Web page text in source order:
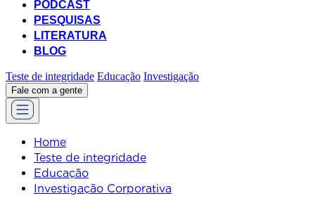
PODCAST
PESQUISAS
LITERATURA
BLOG
Teste de integridade Educação Investigação
Fale com a gente
Home
Teste de integridade
Educação
Investigação Corporativa